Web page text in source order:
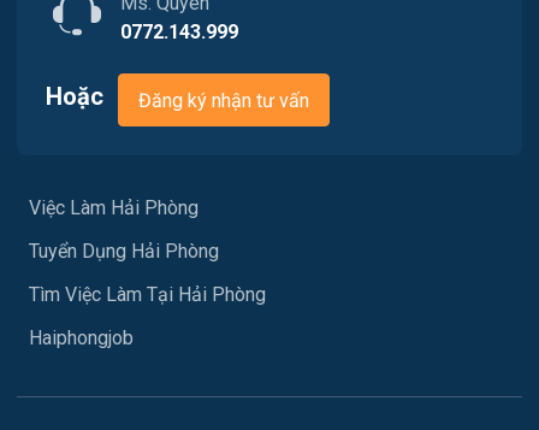
Vận chuyển / Giao nhận / Kho vận
Y tế
May mặc
Việc làm Phù Liễn
Việc làm Nam Đồ Sơn
Việc làm An Hải
Việc làm An Phong
Việc làm Hải Dương
0772.143.999
Hoặc Đăng ký nhận tư vấn
Việc Làm Hải Phòng
Tuyển Dụng Hải Phòng
Tìm Việc Làm Tại Hải Phòng
Haiphongjob